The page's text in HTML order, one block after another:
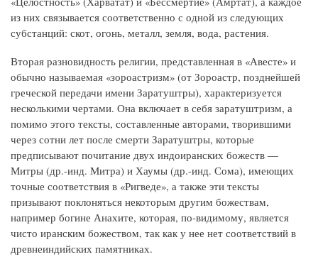
из них связывается соответственно с одной из следующих
субстанций: скот, огонь, металл, земля, вода, растения.
Вторая разновидность религии, представленная в «Авесте» и
обычно называемая «зороастризм» (от Зороастр, позднейшей
греческой передачи имени Заратуштры), характеризуется
несколькими чертами. Она включает в себя заратуштризм, а
помимо этого тексты, составленные авторами, творившими
через сотни лет после смерти Заратуштры, которые
предписывают почитание двух индоиранских божеств —
Митры (др.-инд. Митра) и Хаумы (др.-инд. Сома), имеющих
точные соответствия в «Ригведе», а также эти тексты
призывают поклоняться некоторым другим божествам,
например богине Анахите, которая, по-видимому, является
чисто иранским божеством, так как у нее нет соответствий в
древнеиндийских памятниках.